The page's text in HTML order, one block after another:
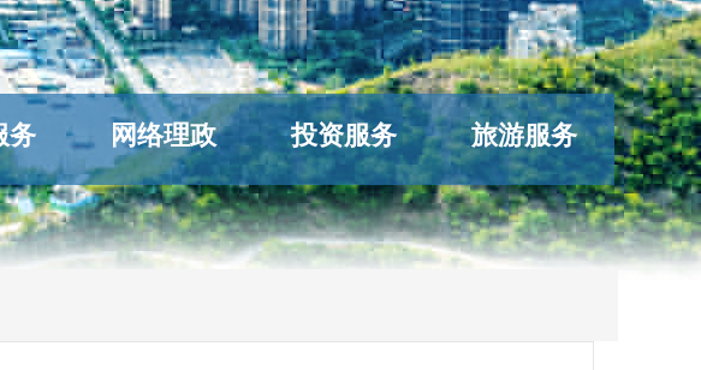
务 网络理政 投资服务 旅游服务